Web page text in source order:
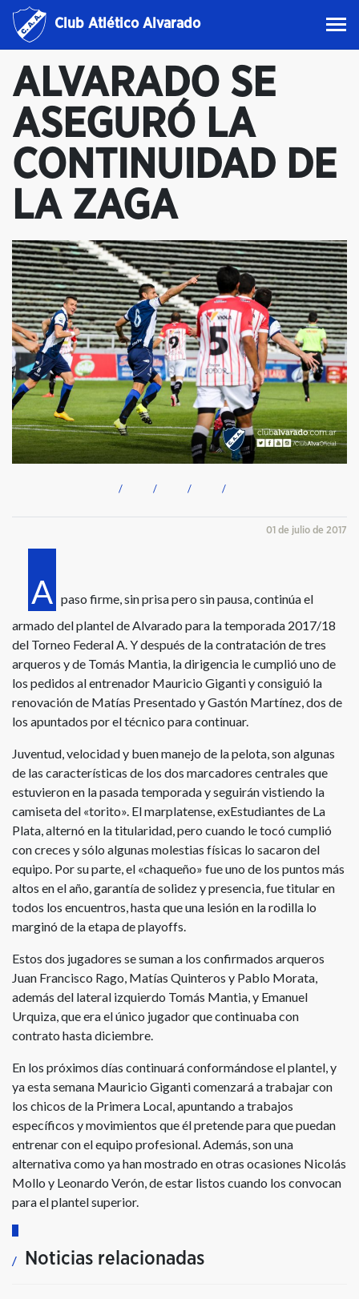
Club Atlético Alvarado
ALVARADO SE
ASEGURÓ LA
CONTINUIDAD DE
LA ZAGA
01 de julio de 2017
A paso firme, sin prisa pero sin pausa, continúa el
armado del plantel de Alvarado para la temporada 2017/18
del Torneo Federal A. Y después de la contratación de tres
arqueros y de Tomás Mantia, la dirigencia le cumplió uno de
los pedidos al entrenador Mauricio Giganti y consiguió la
renovación de Matías Presentado y Gastón Martínez, dos de
los apuntados por el técnico para continuar.
Juventud, velocidad y buen manejo de la pelota, son algunas
de las características de los dos marcadores centrales que
estuvieron en la pasada temporada y seguirán vistiendo la
camiseta del «torito». El marplatense, exEstudiantes de La
Plata, alternó en la titularidad, pero cuando le tocó cumplió
con creces y sólo algunas molestias físicas lo sacaron del
equipo. Por su parte, el «chaqueño» fue uno de los puntos más
altos en el año, garantía de solidez y presencia, fue titular en
todos los encuentros, hasta que una lesión en la rodilla lo
marginó de la etapa de playoffs.
Estos dos jugadores se suman a los confirmados arqueros
Juan Francisco Rago, Matías Quinteros y Pablo Morata,
además del lateral izquierdo Tomás Mantia, y Emanuel
Urquiza, que era el único jugador que continuaba con
contrato hasta diciembre.
En los próximos días continuará conformándose el plantel, y
ya esta semana Mauricio Giganti comenzará a trabajar con
los chicos de la Primera Local, apuntando a trabajos
específicos y movimientos que él pretende para que puedan
entrenar con el equipo profesional. Además, son una
alternativa como ya han mostrado en otras ocasiones Nicolás
Mollo y Leonardo Verón, de estar listos cuando los convocan
para el plantel superior.
Noticias relacionadas